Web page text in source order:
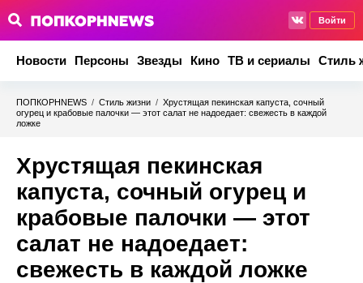
Войти
Новости Персоны Звезды Кино ТВ и сериалы Стиль
ПОПКОРНNEWS / Стиль жизни / Хрустящая пекинская капуста, сочный
огурец и крабовые палочки — этот салат не надоедает: свежесть в каждой
ложке
Хрустящая пекинская
капуста, сочный огурец и
крабовые палочки — этот
салат не надоедает:
свежесть в каждой ложке